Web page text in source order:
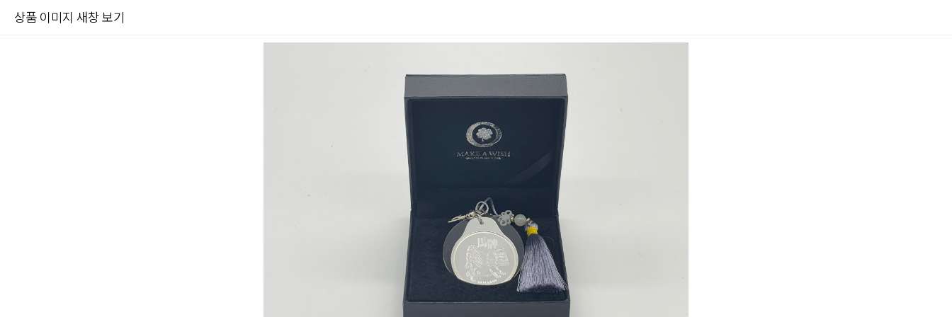
상품 이미지 새창 보기